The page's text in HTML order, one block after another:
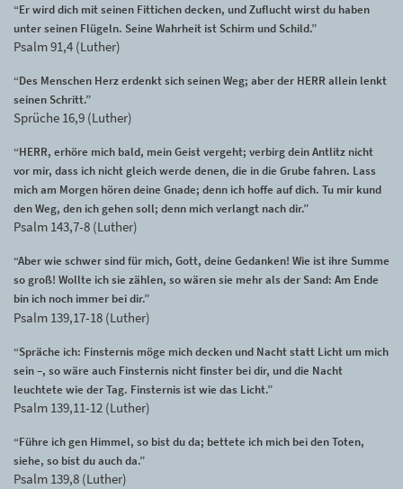
“Er wird dich mit seinen Fittichen decken, und Zuflucht wirst du haben
unter seinen Flügeln. Seine Wahrheit ist Schirm und Schild.”
Psalm 91,4 (Luther)
“Des Menschen Herz erdenkt sich seinen Weg; aber der HERR allein lenkt
seinen Schritt.”
Sprüche 16,9 (Luther)
“HERR, erhöre mich bald, mein Geist vergeht; verbirg dein Antlitz nicht
vor mir, dass ich nicht gleich werde denen, die in die Grube fahren. Lass
mich am Morgen hören deine Gnade; denn ich hoffe auf dich. Tu mir kund
den Weg, den ich gehen soll; denn mich verlangt nach dir.”
Psalm 143,7-8 (Luther)
“Aber wie schwer sind für mich, Gott, deine Gedanken! Wie ist ihre Summe
so groß! Wollte ich sie zählen, so wären sie mehr als der Sand: Am Ende
bin ich noch immer bei dir.”
Psalm 139,17-18 (Luther)
“Spräche ich: Finsternis möge mich decken und Nacht statt Licht um mich
sein –, so wäre auch Finsternis nicht finster bei dir, und die Nacht
leuchtete wie der Tag. Finsternis ist wie das Licht.”
Psalm 139,11-12 (Luther)
“Führe ich gen Himmel, so bist du da; bettete ich mich bei den Toten,
siehe, so bist du auch da.”
Psalm 139,8 (Luther)